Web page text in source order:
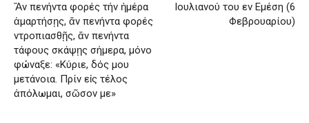
Ἄν πενήντα φορές τήν ἡμέρα
ἁμαρτήσῃς, ἄν πενήντα φορές
ντροπιασθῇς, ἄν πενήντα
τάφους σκάψῃς σήμερα, μόνο
φώναξε: «Κύριε, δός μου
μετάνοια. Πρίν εἰς τέλος
ἀπόλωμαι, σῶσον με»
Iουλιανού του εν Eμέση (6
Φεβρουαρίου)